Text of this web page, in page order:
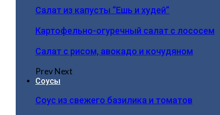
Салат из капусты “Ешь и худей”
Картофельно-огуречный салат с лососем
Салат с рисом, авокадо и кочудяном
PrevNext
Соусы
Соус из свежего базилика и томатов